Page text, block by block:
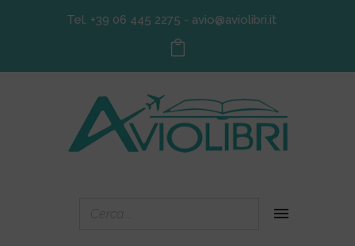
Tel. +39 06 445 2275 - avio@aviolibri.it